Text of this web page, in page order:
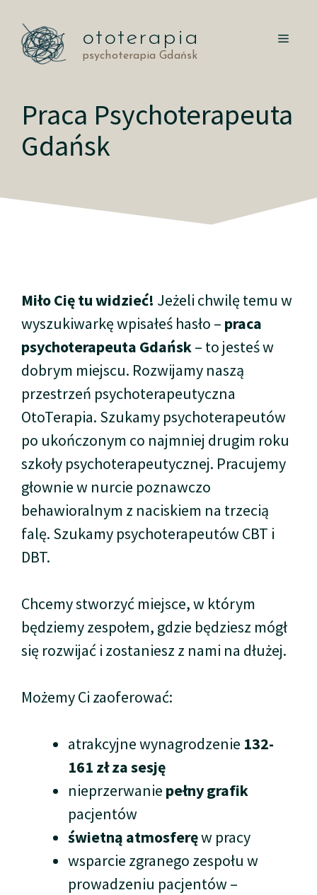
treści
ototerapia
psychoterapia Gdańsk
Praca Psychoterapeuta
Gdańsk
Miło Cię tu widzieć! Jeżeli chwilę temu w
wyszukiwarkę wpisałeś hasło – praca
psychoterapeuta Gdańsk– to jesteś w
dobrym miejscu. Rozwijamy naszą
przestrzeń psychoterapeutyczna
OtoTerapia. Szukamy psychoterapeutów
po ukończonym co najmniej drugim roku
szkoły psychoterapeutycznej. Pracujemy
głownie w nurcie poznawczo
behawioralnym z naciskiem na trzecią
falę. Szukamy psychoterapeutów CBT i
DBT.
Chcemy stworzyć miejsce, w którym
będziemy zespołem, gdzie będziesz mógł
się rozwijać i zostaniesz z nami na dłużej.
Możemy Ci zaoferować:
atrakcyjne wynagrodzenie 132-
161 zł za sesję
nieprzerwanie pełny grafik
pacjentów
świetną atmosferęw pracy
wsparcie zgranego zespołu w
prowadzeniu pacjentów –